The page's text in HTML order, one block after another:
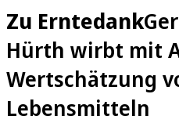
Zu Erntedank
Hürth wirbt mit
Wertschätzung
Lebensmitteln